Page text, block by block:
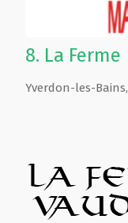
8. La Ferme
Yverdon-les-Bains,